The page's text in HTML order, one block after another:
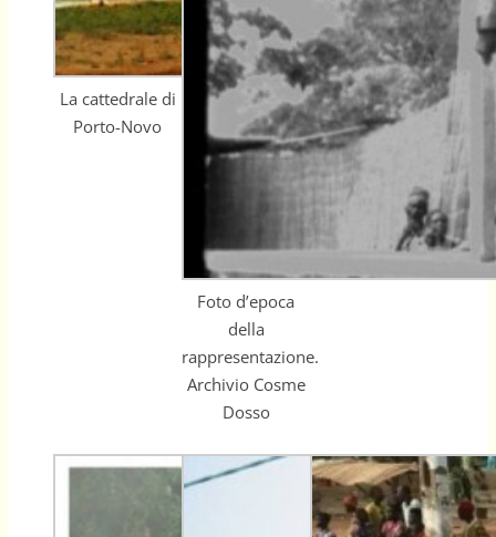
La cattedrale di
Porto-Novo
Foto d’epoca
della
rappresentazione.
Archivio Cosme
Dosso